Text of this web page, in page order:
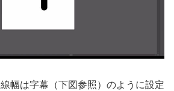
幅は字幕（下図参照）のように設定